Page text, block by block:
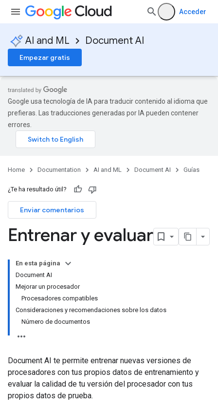
Acceder
AI and ML Document AI
Empezar gratis
Google usa tecnología de IA para traducir contenido al idioma que
prefieras. Las traducciones generadas por IA pueden contener
errores.
Home Documentation AI and ML Document AI Guías
¿Te ha resultado útil?
Enviar comentarios
Entrenar y evaluar
En esta página
Document AI
Mejorar un procesador
Procesadores compatibles
Consideraciones y recomendaciones sobre los datos
Número de documentos
Document AI te permite entrenar nuevas versiones de
procesadores con tus propios datos de entrenamiento y
evaluar la calidad de tu versión del procesador con tus
propios datos de prueba.